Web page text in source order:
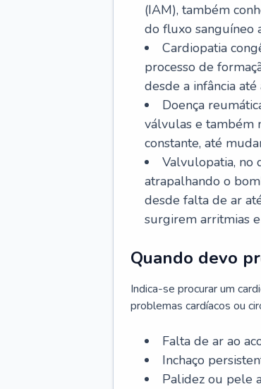
(IAM), também
do fluxo sanguíneo
Cardiopatia
processo de
desde a infância
Doença
válvulas e também
constante, até
Valvulopatia, no
atrapalhando o
desde falta de ar
surgirem arritmias
Quando devo
Indica-se procurar um
problemas cardíacos ou
Falta de ar ao
Inchaço
Palidez ou pele